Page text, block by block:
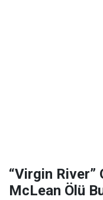
“Virgin River”
McLean Ölü